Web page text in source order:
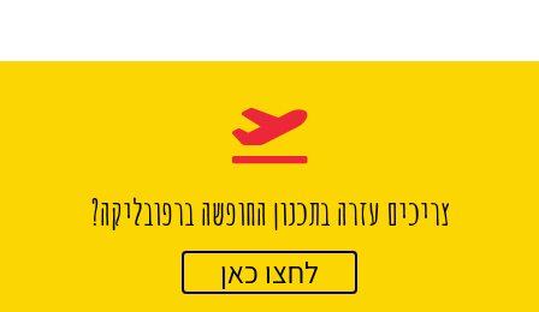
צריכים עזרה בתכנון החופשה ברפובליקה?
לחצו כאן